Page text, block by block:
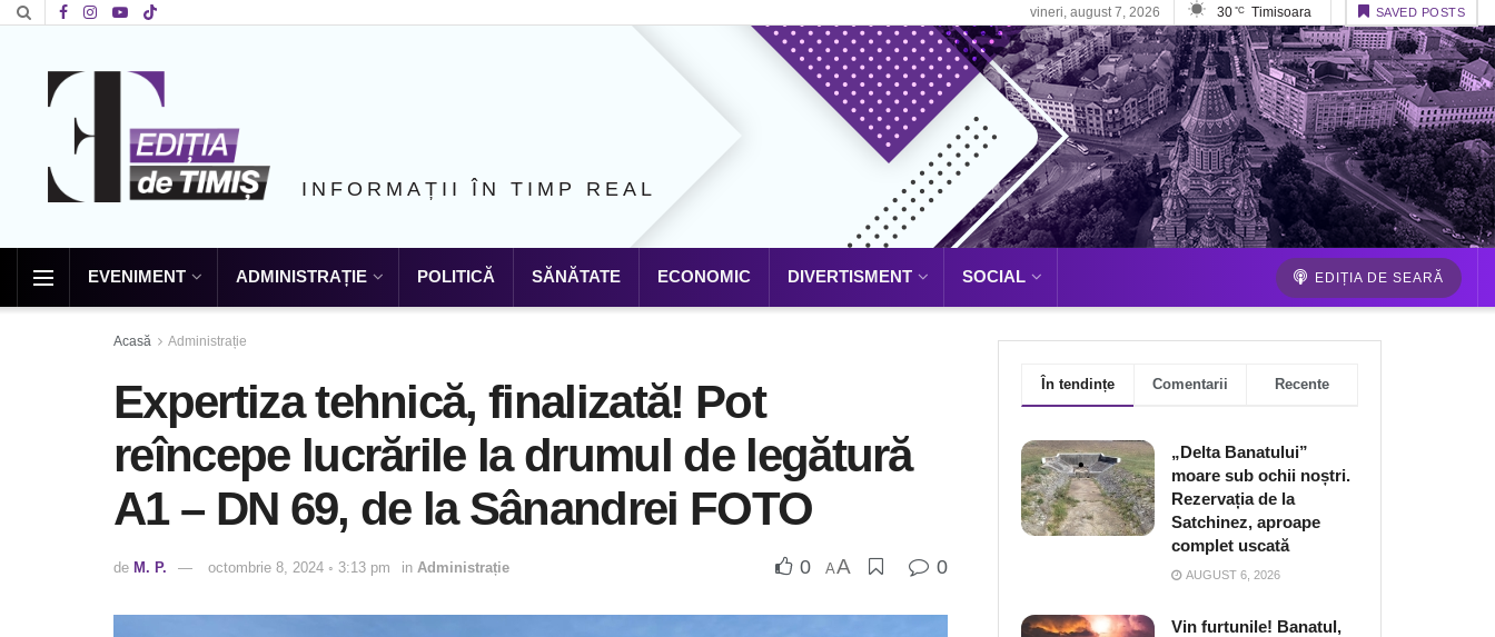
vineri, august 7, 2026 30 °C Timisoara SAVED POSTS
INFORMAȚII ÎN TIMP REAL
EVENIMENT ADMINISTRAȚIE POLITICĂ SĂNĂTATE ECONOMIC DIVERTISMENT SOCIAL EDIȚIA DE SEARĂ
Acasă Administrație
Expertiza tehnică, finalizată! Pot
reîncepe lucrările la drumul de legătură
A1 – DN 69, de la Sânandrei FOTO
de M. P. octombrie 8, 2024 ◦ 3:13 pm in Administrație 0 AA 0
În tendințe Comentarii Recente
„Delta Banatului”
moare sub ochii noștri.
Rezervația de la
Satchinez, aproape
complet uscată
AUGUST 6, 2026
Vin furtunile! Banatul,